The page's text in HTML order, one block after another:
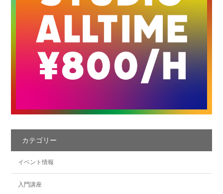
カテゴリー
イベント情報
入門講座